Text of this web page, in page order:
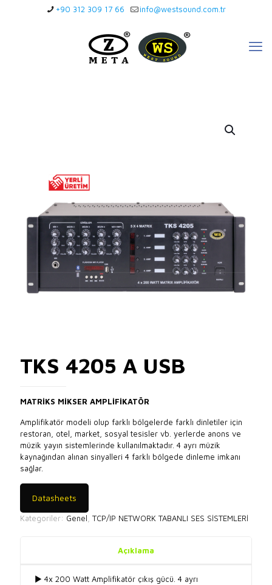
+90 312 309 17 66 info@westsound.com.tr
TKS 4205 A USB
MATRİKS MİKSER AMPLİFİKATÖR
Amplifikatör modeli olup farklı bölgelerde farklı dinletiler için
restoran, otel, market, sosyal tesisler vb. yerlerde anons ve
müzik yayın sistemlerinde kullanılmaktadır. 4 ayrı müzik
kaynağından alınan sinyalleri 4 farklı bölgede dinleme imkanı
sağlar.
Datasheets
Kategoriler: Genel TCP/IP NETWORK TABANLI SES SİSTEMLERİ
Açıklama
► 4x 200 Watt Amplifikatör çıkış gücü. 4 ayrı